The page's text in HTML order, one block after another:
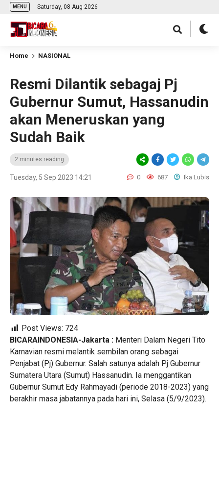
MENU Saturday, 08 Aug 2026
Home NASIONAL
Resmi Dilantik sebagaj Pj
Gubernur Sumut, Hassanudin
akan Meneruskan yang
Sudah Baik
2 minutes reading
Tuesday, 5 Sep 2023 14:21 0 687 Ika Lubis
Post Views: 724
BICARAINDONESIA-Jakarta : Menteri Dalam Negeri Tito
Karnavian resmi melantik sembilan orang sebagai
Penjabat (Pj) Gubernur. Salah satunya adalah Pj Gubernur
Sumatera Utara (Sumut) Hassanudin. Ia menggantikan
Gubernur Sumut Edy Rahmayadi (periode 2018-2023) yang
berakhir masa jabatannya pada hari ini, Selasa (5/9/2023).